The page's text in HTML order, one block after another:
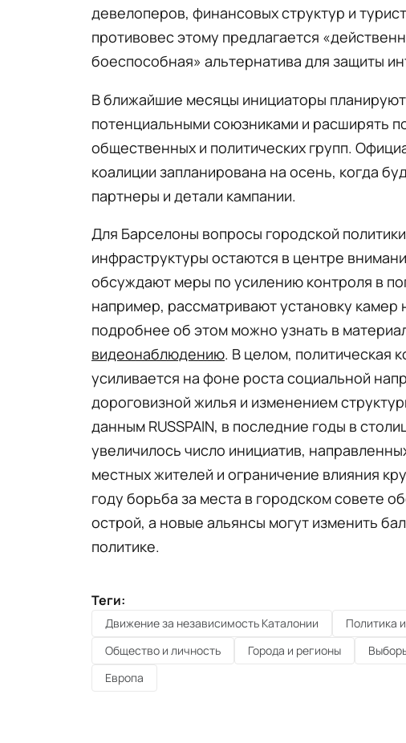
девелоперов, финансовых структур и
противовес этому предлагается
боеспособная» альтернатива для защиты
В ближайшие месяцы инициаторы
потенциальными союзниками и расширять
общественных и политических групп.
коалиции запланирована на осень, когда
партнеры и детали кампании.
Для Барселоны вопросы городской
инфраструктуры остаются в центре
обсуждают меры по усилению контроля в
например, рассматривают установку камер
подробнее об этом можно узнать в
видеонаблюдению. В целом, политическая
усиливается на фоне роста социальной
дороговизной жилья и изменением
данным RUSSPAIN, в последние годы в
увеличилось число инициатив,
местных жителей и ограничение влияния
году борьба за места в городском совете
острой, а новые альянсы могут изменить
политике.
Теги:
Движение за независимость Каталонии
Политика
Общество и личность
Города и регионы
Европа